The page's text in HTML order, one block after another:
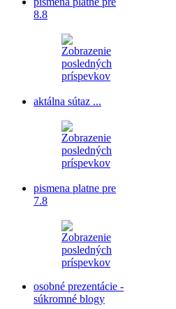
8.8
aktálna sútaz ...
pismena platne pre
7.8
osobné prezentácie -
súkromné blogy